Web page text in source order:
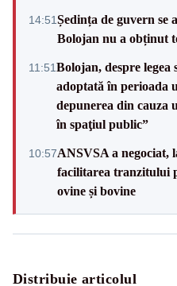
14:51Ședința de guvern se
Bolojan nu a obținut
11:51Bolojan, despre
adoptată în perioada
depunerea din cauza
în spaţiul public”
10:57ANSVSA a negociat,
facilitarea tranzitului
ovine și bovine
Distribuie articolul